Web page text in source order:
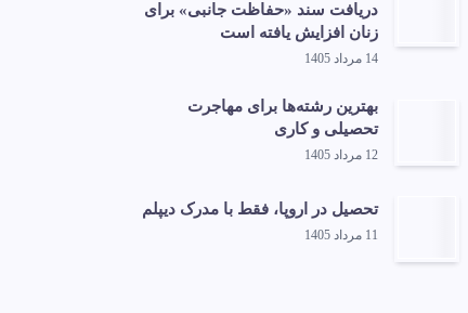
دریافت سند «حفاظت جانبی» برای
زنان افزایش یافته است
14 مرداد 1405
بهترین رشته‌ها برای مهاجرت
تحصیلی و کاری
12 مرداد 1405
تحصیل در اروپا، فقط با مدرک دیپلم
11 مرداد 1405